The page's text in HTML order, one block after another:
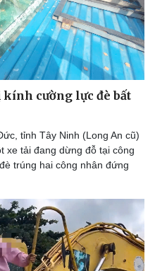
cường lực đè bất
tỉnh Tây Ninh (Long An cũ)
xe tải đang dừng đỗ tại công
trúng hai công nhân đứng